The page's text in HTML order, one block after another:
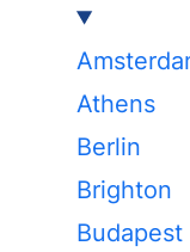
Athens
Berlin
Brighton
Budapest